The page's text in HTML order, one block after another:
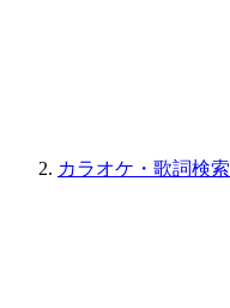
カラオケ・歌詞検索